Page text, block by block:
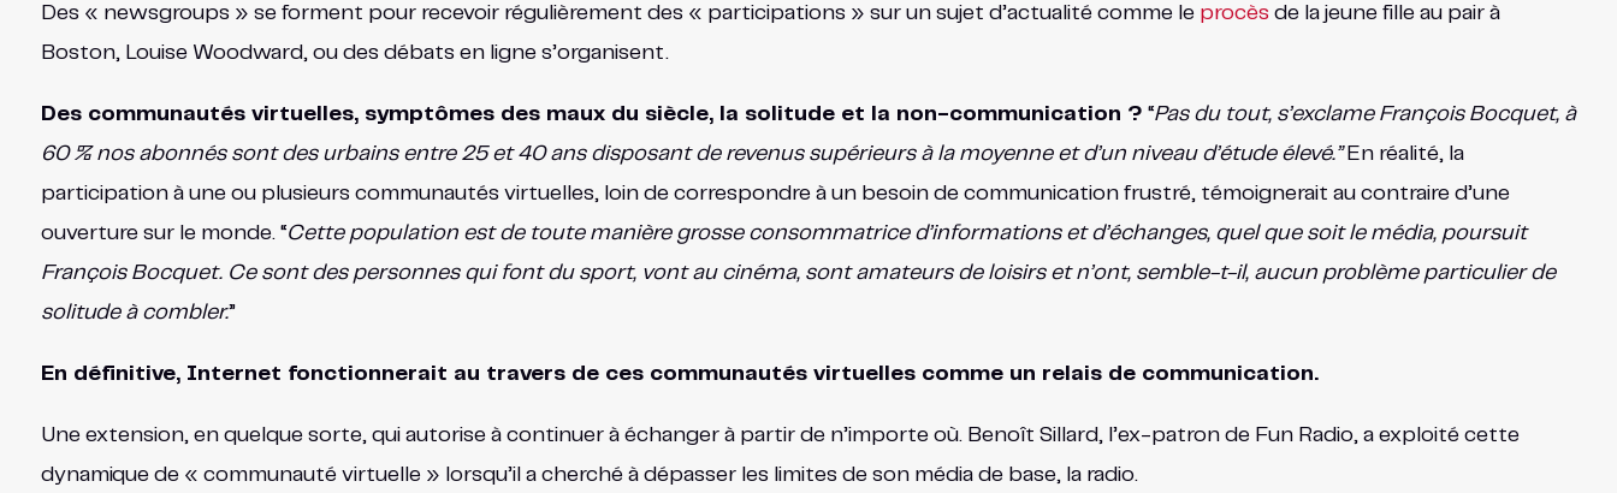
Des « newsgroups » se forment pour recevoir régulièrement des « participations » sur un sujet d’actualité comme le procès de la jeune fille au pair à
Boston, Louise Woodward, ou des débats en ligne s’organisent.
Des communautés virtuelles, symptômes des maux du siècle, la solitude et la non-communication ? “Pas du tout, s’exclame François Bocquet, à
60 % nos abonnés sont des urbains entre 25 et 40 ans disposant de revenus supérieurs à la moyenne et d’un niveau d’étude élevé.”En réalité, la
participation à une ou plusieurs communautés virtuelles, loin de correspondre à un besoin de communication frustré, témoignerait au contraire d’une
ouverture sur le monde. “Cette population est de toute manière grosse consommatrice d’informations et d’échanges, quel que soit le média, poursuit
François Bocquet. Ce sont des personnes qui font du sport, vont au cinéma, sont amateurs de loisirs et n’ont, semble-t-il, aucun problème particulier de
solitude à combler.”
En définitive, Internet fonctionnerait au travers de ces communautés virtuelles comme un relais de communication.
Une extension, en quelque sorte, qui autorise à continuer à échanger à partir de n’importe où. Benoît Sillard, l’ex-patron de Fun Radio, a exploité cette
dynamique de « communauté virtuelle » lorsqu’il a cherché à dépasser les limites de son média de base, la radio.